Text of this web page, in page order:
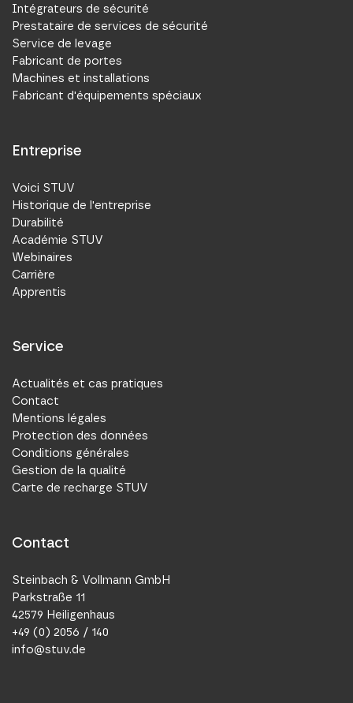
Intégrateurs de sécurité
Prestataire de services de sécurité
Service de levage
Fabricant de portes
Machines et installations
Fabricant d'équipements spéciaux
Entreprise
Voici STUV
Historique de l'entreprise
Durabilité
Académie STUV
Webinaires
Carrière
Apprentis
Service
Actualités et cas pratiques
Contact
Mentions légales
Protection des données
Conditions générales
Gestion de la qualité
Carte de recharge STUV
Contact
Steinbach & Vollmann GmbH
Parkstraße 11
42579 Heiligenhaus
+49 (0) 2056 / 140
info@stuv.de